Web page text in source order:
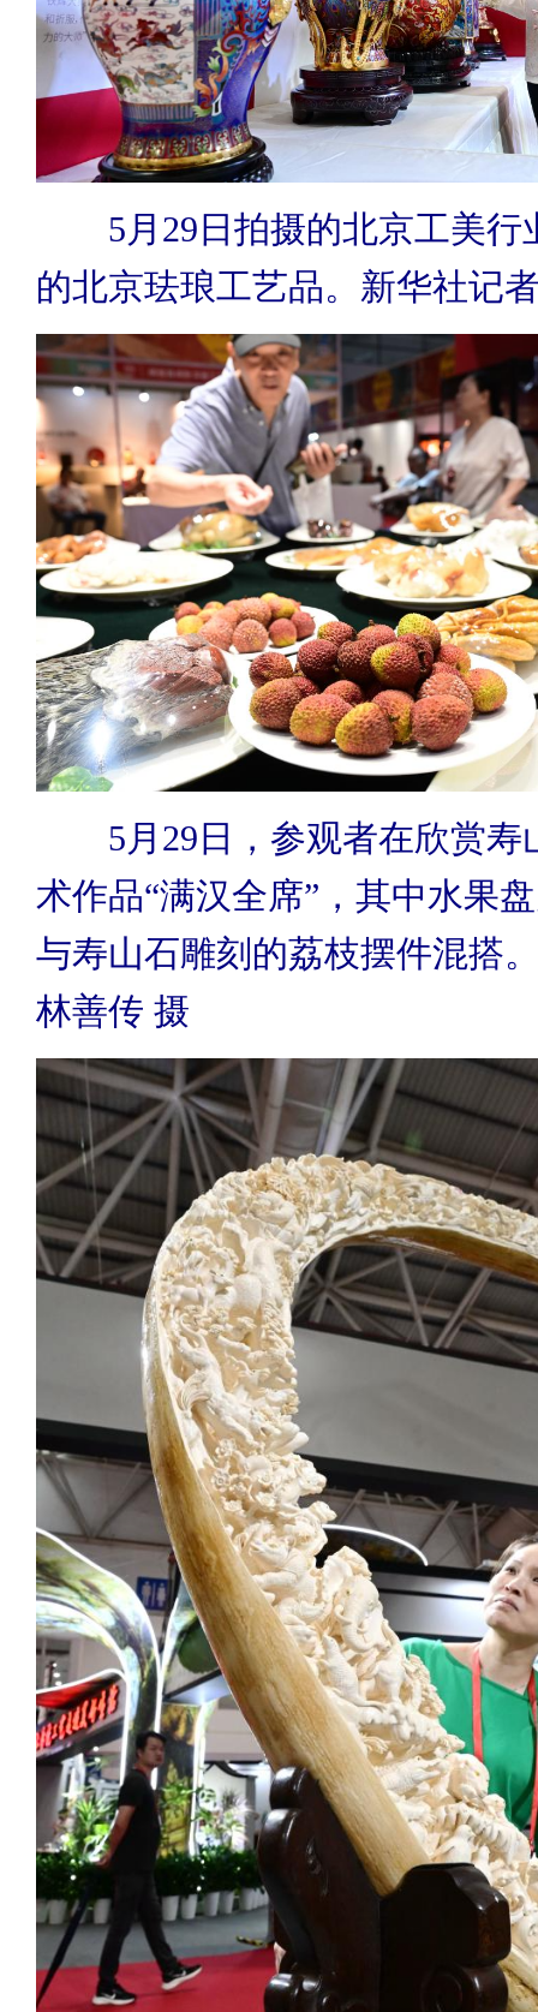
5月29日拍摄的北京工美行
的北京珐琅工艺品。新华社记
5月29日，参观者在欣赏寿
术作品“满汉全席”，其中水果
与寿山石雕刻的荔枝摆件混搭
林善传 摄